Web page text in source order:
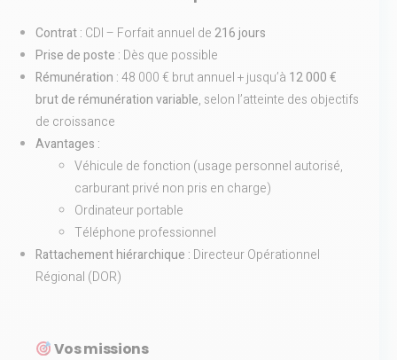
Contrat : CDI – Forfait annuel de216 jours
Prise de poste : Dès que possible
Rémunération :48 000 € brut annuel + jusqu’à 12 000 €
brut de rémunération variable, selon l’atteinte des objectifs
de croissance
Avantages :
Véhicule de fonction (usage personnel autorisé,
carburant privé non pris en charge)
Ordinateur portable
Téléphone professionnel
Rattachement hiérarchique : Directeur Opérationnel
Régional (DOR)
Vos missions